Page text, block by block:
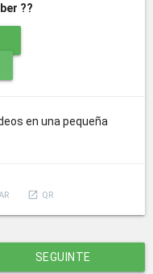
??
en una pequeña
launch QR
SEGUINTE